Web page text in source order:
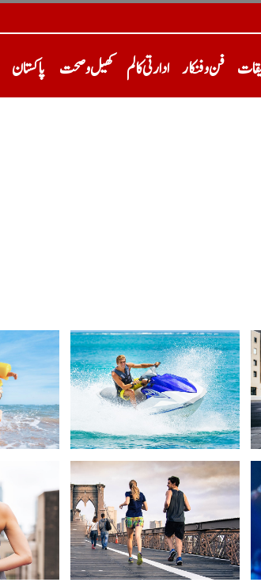
پاکستان کھیل و صحت ادارتی کالم فن و فنکار